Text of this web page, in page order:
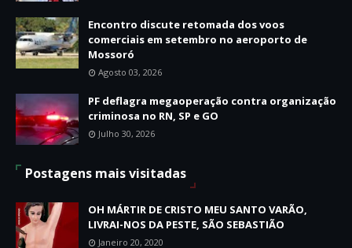
Encontro discute retomada dos voos
comerciais em setembro no aeroporto de
Mossoró
Agosto 03, 2026
PF deflagra megaoperação contra organização
criminosa no RN, SP e GO
Julho 30, 2026
Postagens mais visitadas
OH MÁRTIR DE CRISTO MEU SANTO VARÃO,
LIVRAI-NOS DA PESTE, SÃO SEBASTIÃO
Janeiro 20, 2020